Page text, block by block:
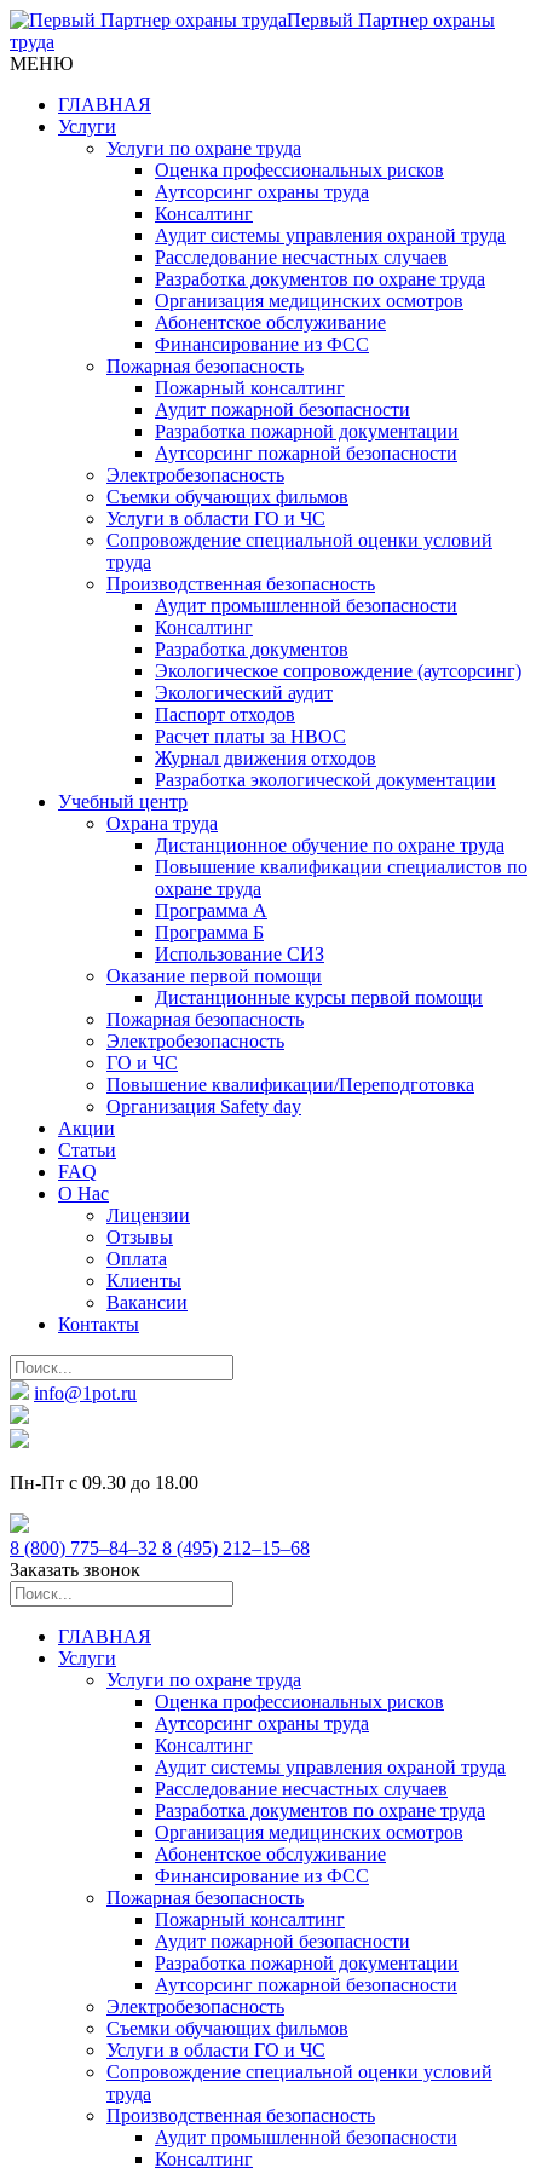
Первый Партнер охраны
труда
МЕНЮ
ГЛАВНАЯ
Услуги
Услуги по охране труда
Оценка профессиональных рисков
Аутсорсинг охраны труда
Консалтинг
Аудит системы управления охраной труда
Расследование несчастных случаев
Разработка документов по охране труда
Организация медицинских осмотров
Абонентское обслуживание
Финансирование из ФСС
Пожарная безопасность
Пожарный консалтинг
Аудит пожарной безопасности
Разработка пожарной документации
Аутсорсинг пожарной безопасности
Электробезопасность
Съемки обучающих фильмов
Услуги в области ГО и ЧС
Сопровождение специальной оценки условий
труда
Производственная безопасность
Аудит промышленной безопасности
Консалтинг
Разработка документов
Экологическое сопровождение (аутсорсинг)
Экологический аудит
Паспорт отходов
Расчет платы за НВОС
Журнал движения отходов
Разработка экологической документации
Учебный центр
Охрана труда
Дистанционное обучение по охране труда
Повышение квалификации специалистов по
охране труда
Программа А
Программа Б
Использование СИЗ
Оказание первой помощи
Дистанционные курсы первой помощи
Пожарная безопасность
Электробезопасность
ГО и ЧС
Повышение квалификации/Переподготовка
Организация Safety day
Акции
Статьи
FAQ
О Нас
Лицензии
Отзывы
Оплата
Клиенты
Вакансии
Контакты
info@1pot.ru
Пн-Пт с 09.30 до 18.00
8 (800) 775–84–32 8 (495) 212–15–68
Заказать звонок
ГЛАВНАЯ
Услуги
Услуги по охране труда
Оценка профессиональных рисков
Аутсорсинг охраны труда
Консалтинг
Аудит системы управления охраной труда
Расследование несчастных случаев
Разработка документов по охране труда
Организация медицинских осмотров
Абонентское обслуживание
Финансирование из ФСС
Пожарная безопасность
Пожарный консалтинг
Аудит пожарной безопасности
Разработка пожарной документации
Аутсорсинг пожарной безопасности
Электробезопасность
Съемки обучающих фильмов
Услуги в области ГО и ЧС
Сопровождение специальной оценки условий
труда
Производственная безопасность
Аудит промышленной безопасности
Консалтинг